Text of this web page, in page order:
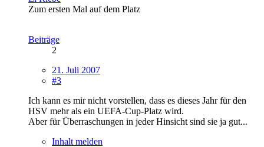
Zum ersten Mal auf dem Platz
Beiträge
2
21. Juli 2007
#3
Ich kann es mir nicht vorstellen, dass es dieses Jahr für den
HSV mehr als ein UEFA-Cup-Platz wird.
Aber für Überraschungen in jeder Hinsicht sind sie ja gut...
Inhalt melden